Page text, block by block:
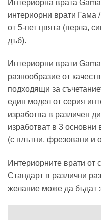
Интериорна врата
интериорни врати Гама
от 5-пет цвята (перла,
дъб).
Интериорни врати
разнообразие от
подходящи за
един модел от серия
изработва в различен
изработват в 3 основни
(с плътни, фрезовани и
Интериорните врати от
Стандарт в различни
желание може да бъдат